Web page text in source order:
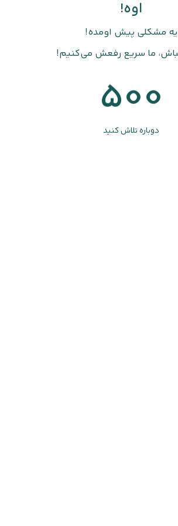
اوه!
یه مشکلی پیش اومده!
ما سریع رفعش می‌کنیم!
500
دوباره تلاش کنید